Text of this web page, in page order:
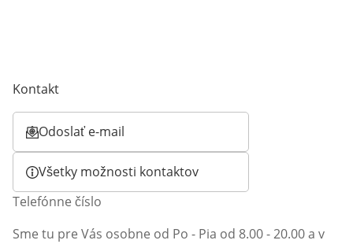
Kontakt
Odoslať e-mail
Otvorí e-mailového klienta
Všetky možnosti kontaktov
Telefónne číslo
Sme tu pre Vás osobne od Po - Pia od 8.00 - 20.00 a v